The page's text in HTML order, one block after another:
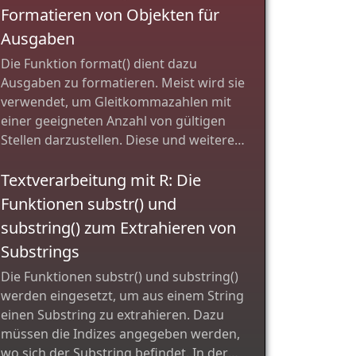
Formatieren von Objekten für
Ausgaben
Die Funktion format() dient dazu
Ausgaben zu formatieren. Meist wird sie
verwendet, um Gleitkommazahlen mit
einer geeigneten Anzahl von gültigen
Stellen darzustellen. Diese und weitere
Darstellung von Zahlen) sowie
Eigenschaften der Implementierung von
format() (wie etwa weitere Eingabewerte,
der Rückgabewert von format()) werden
an zahlreichen Beispielen erläutert.
Textverarbeitung mit R: Die
Funktionen substr() und
substring() zum Extrahieren von
Substrings
Die Funktionen substr() und substring()
werden eingesetzt, um aus einem String
einen Substring zu extrahieren. Dazu
müssen die Indizes angegeben werden,
wo sich der Substring befindet. In der